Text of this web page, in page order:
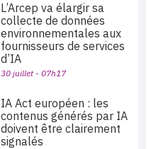
L’Arcep va élargir sa
collecte de données
environnementales aux
fournisseurs de services
d’IA
30 juillet - 07h17
IA Act européen : les
contenus générés par IA
doivent être clairement
signalés